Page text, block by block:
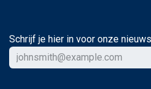
Schrijf je hier in voor onze